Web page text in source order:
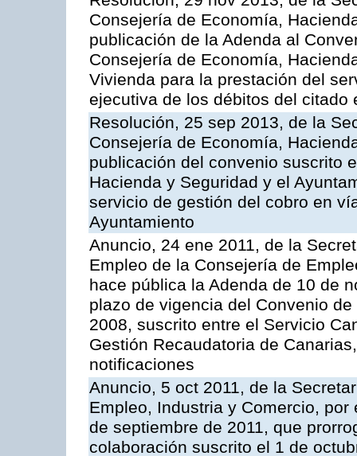
Consejería de Economía,
publicación de la Adenda al
Consejería de Economía,
Vivienda para la prestación del
ejecutiva de los débitos del citado
Resolución, 25 sep 2013, de la
Consejería de Economía,
publicación del convenio suscrito
Hacienda y Seguridad y el
servicio de gestión del cobro en
Ayuntamiento
Anuncio, 24 ene 2011, de la
Empleo de la Consejería de
hace pública la Adenda de 10 de
plazo de vigencia del Convenio
2008, suscrito entre el Servicio
Gestión Recaudatoria de
notificaciones
Anuncio, 5 oct 2011, de la
Empleo, Industria y Comercio,
de septiembre de 2011, que
colaboración suscrito el 1 de